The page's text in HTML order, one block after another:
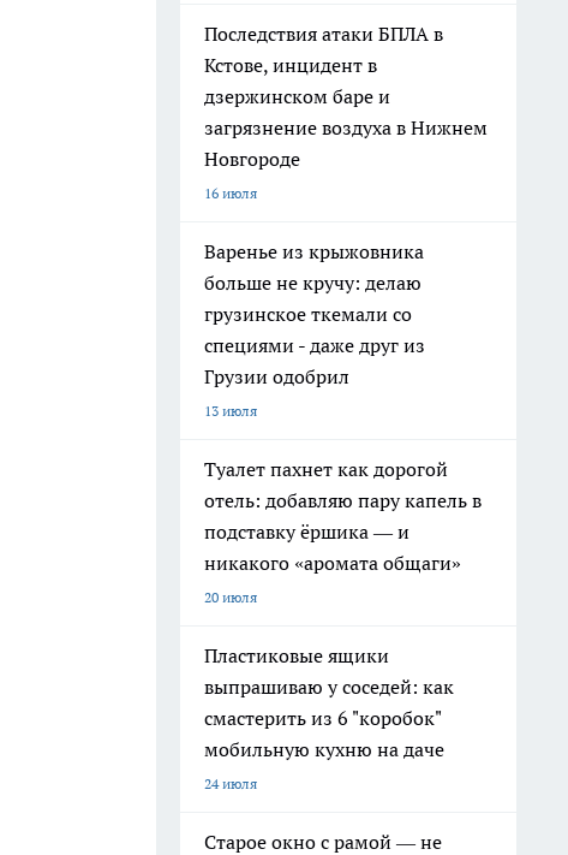
Последствия атаки БПЛА в
Кстове, инцидент в
дзержинском баре и
загрязнение воздуха в Нижнем
Новгороде
16 июля
Варенье из крыжовника
больше не кручу: делаю
грузинское ткемали со
специями - даже друг из
Грузии одобрил
13 июля
Туалет пахнет как дорогой
отель: добавляю пару капель в
подставку ёршика — и
никакого «аромата общаги»
20 июля
Пластиковые ящики
выпрашиваю у соседей: как
смастерить из 6 "коробок"
мобильную кухню на даче
24 июля
Старое окно с рамой — не